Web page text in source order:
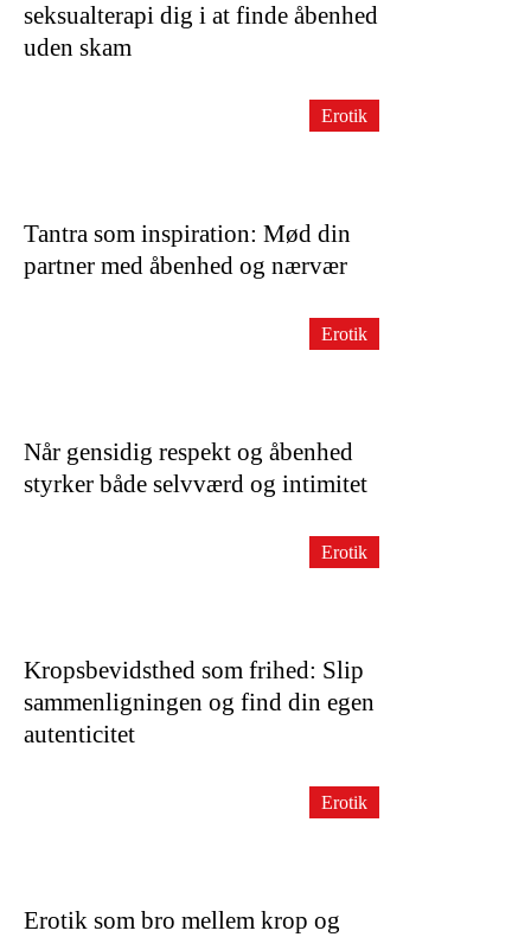
seksualterapi dig i at finde åbenhed
uden skam
Tantra som inspiration: Mød din
partner med åbenhed og nærvær
Erotik
Når gensidig respekt og åbenhed
styrker både selvværd og intimitet
Erotik
Kropsbevidsthed som frihed: Slip
sammenligningen og find din egen
autenticitet
Erotik
Erotik som bro mellem krop og
Erotik